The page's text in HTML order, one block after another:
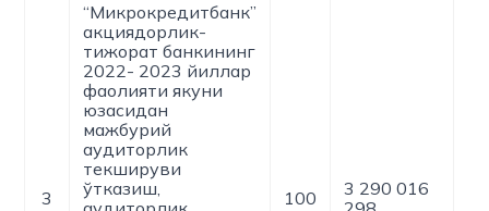
3
“Микрокредитбанк”
акциядорлик-
тижорат банкининг
2022- 2023 йиллар
фаолияти якуни
юзасидан
мажбурий
аудиторлик
текшируви
ўтказиш,
100
3 290 016